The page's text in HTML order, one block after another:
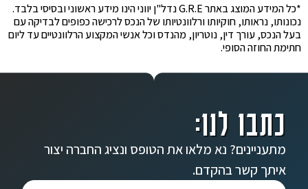
*כל המידע המוצג באתר G.R.E נדל"ן יווני הינו מידע ראשוני ובסיסי בלבד.
נכונותו, נראותו, חוקיותו ורלוונטיותו של הנכס לרכישה כפופים לבדיקה עם
בעל הנכס, עורך דין, נוטריון, מהנדס וכל אנשי המקצוע הרלוונטיים עד ליום
חתימת החוזה הסופי.
כתבו לנו:
מתעניינים? נא מלאו את הטופס ונציג החברה יצור
איתך קשר בהקדם.